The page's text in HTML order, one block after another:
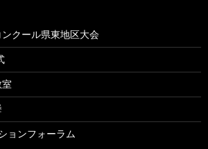
クール県東地区大会
ョンフォーラム